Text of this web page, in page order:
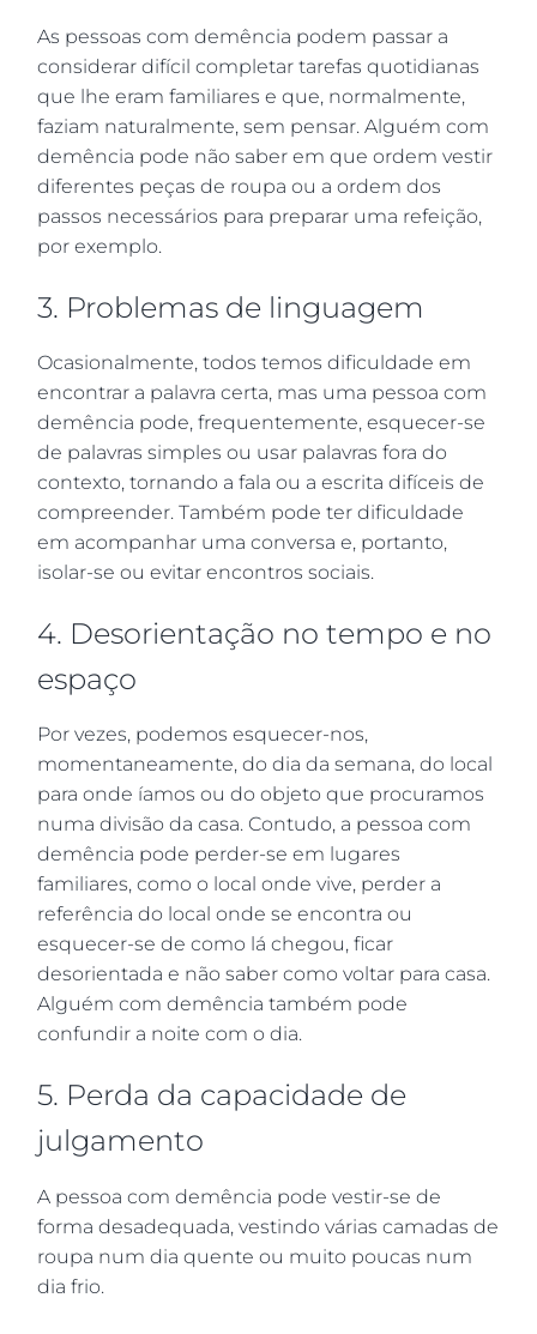
As pessoas com demência podem passar a
considerar difícil completar tarefas quotidianas
que lhe eram familiares e que, normalmente,
faziam naturalmente, sem pensar. Alguém com
demência pode não saber em que ordem vestir
diferentes peças de roupa ou a ordem dos
passos necessários para preparar uma refeição,
por exemplo.
3. Problemas de linguagem
Ocasionalmente, todos temos dificuldade em
encontrar a palavra certa, mas uma pessoa com
demência pode, frequentemente, esquecer-se
de palavras simples ou usar palavras fora do
contexto, tornando a fala ou a escrita difíceis de
compreender. Também pode ter dificuldade
em acompanhar uma conversa e, portanto,
isolar-se ou evitar encontros sociais.
4. Desorientação no tempo e no
espaço
Por vezes, podemos esquecer-nos,
momentaneamente, do dia da semana, do local
para onde íamos ou do objeto que procuramos
numa divisão da casa. Contudo, a pessoa com
demência pode perder-se em lugares
familiares, como o local onde vive, perder a
referência do local onde se encontra ou
esquecer-se de como lá chegou, ficar
desorientada e não saber como voltar para casa.
Alguém com demência também pode
confundir a noite com o dia.
5. Perda da capacidade de
julgamento
A pessoa com demência pode vestir-se de
forma desadequada, vestindo várias camadas de
roupa num dia quente ou muito poucas num
dia frio.